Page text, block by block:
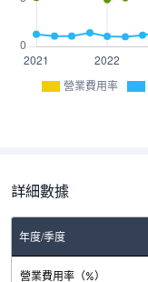
營業費用率
詳細數據
年度/季度2025-Q3
營業費用率（%）
18.28